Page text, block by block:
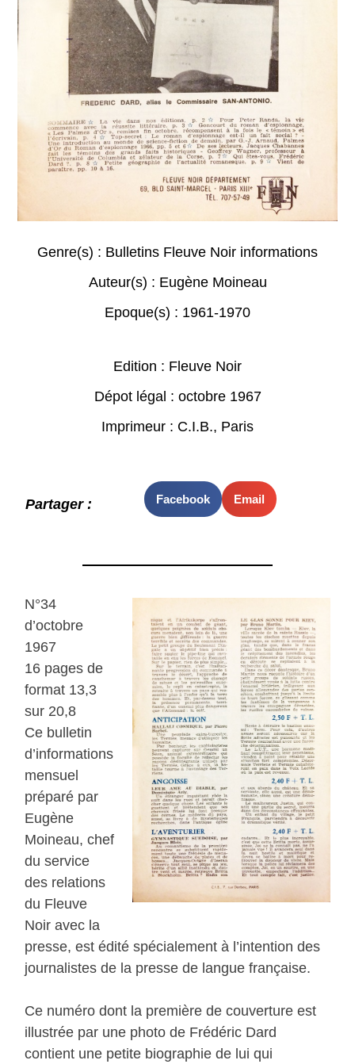
Genre(s) : Bulletins Fleuve Noir informations
Auteur(s) : Eugène Moineau
Epoque(s) : 1961-1970
Edition : Fleuve Noir
Dépot légal : octobre 1967
Imprimeur : C.I.B., Paris
Partager : Facebook Email
N°34
d’octobre
1967
16 pages de
format 13,3
sur 20,8
Ce bulletin
d’informations
mensuel
préparé par
Eugène
Moineau, chef
du service
des relations
du Fleuve
Noir avec la
presse, est édité spécialement à l’intention des
journalistes de la presse de langue française.
Ce numéro dont la première de couverture est
illustrée par une photo de Frédéric Dard
contient une petite biographie de lui qui